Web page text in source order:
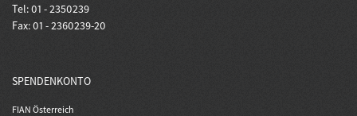
Tel: 01 - 2350239
Fax: 01 - 2360239-20
SPENDENKONTO
FIAN Österreich